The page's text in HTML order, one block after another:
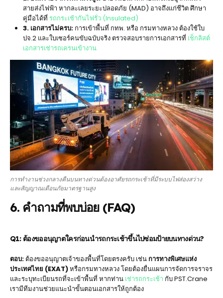
สายส่งไฟฟ้า หากละเลยระยะปลอดภัย (MAD) อาจถึงแก่ชีวิต ศึกษา
คู่มือได้ที่ รถกระเช้ากันไฟรั่ว (Insulated)
3. เอกสารไม่ครบ: การเข้าพื้นที่ กทพ. หรือ กรมทางหลวง ต้องใช้ใบ
ปจ.2 และใบเซอร์คนขับฉบับจริง ตรวจสอบรายการเอกสารที่ เช็กลิสต์
เอกสารเช่ารถเครนเข้างาน
การทำงานช่วงกลางคืนบนทางด่วนต้องอาศัยรถกระเช้าที่มีระบบไฟส่องสว่าง
และสัญญาณเตือนภัยมาตรฐานสูง
6. คำถามที่พบบ่อย (FAQ)
Q1: ต้องขออนุญาตใครก่อนนำรถกระเช้าขึ้นไปซ่อมป้ายบนทางด่วน?
ตอบ: ต้องขออนุญาตเจ้าของพื้นที่โดยตรงครับ เช่นการทางพิเศษแห่ง
ประเทศไทย (EXAT)หรือกรมทางหลวง โดยต้องยื่นแผนการจัดการจราจร
และระบุทะเบียนรถที่จะเข้าพื้นที่ หากท่าน เช่ารถกระเช้า กับ PST.Crane
เรามีทีมงานช่วยแนะนำขั้นตอนเอกสารให้ถูกต้อง